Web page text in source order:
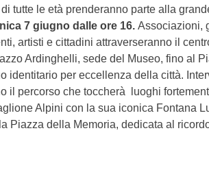
tutte le età prenderanno parte alla
7 giugno dalle ore 16. Associazioni,
artisti e cittadini attraverseranno il
Ardinghelli, sede del Museo, fino al
identitario per eccellenza della città.
il percorso che toccherà luoghi
Alpini con la sua iconica Fontana
Piazza della Memoria, dedicata al